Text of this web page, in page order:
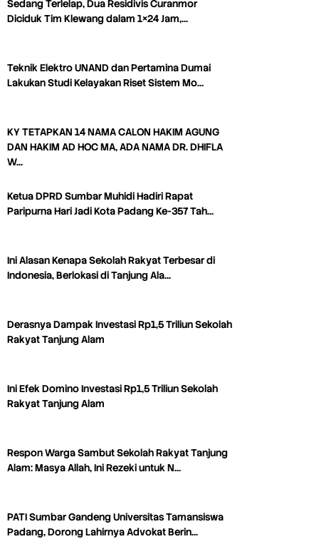
Sedang Terlelap, Dua Residivis Curanmor
Diciduk Tim Klewang dalam 1×24 Jam,…
Teknik Elektro UNAND dan Pertamina Dumai
Lakukan Studi Kelayakan Riset Sistem Mo…
KY TETAPKAN 14 NAMA CALON HAKIM AGUNG
DAN HAKIM AD HOC MA, ADA NAMA DR. DHIFLA
W…
Ketua DPRD Sumbar Muhidi Hadiri Rapat
Paripurna Hari Jadi Kota Padang Ke-357 Tah…
Ini Alasan Kenapa Sekolah Rakyat Terbesar di
Indonesia, Berlokasi di Tanjung Ala…
Derasnya Dampak Investasi Rp1,5 Triliun Sekolah
Rakyat Tanjung Alam
Ini Efek Domino Investasi Rp1,5 Triliun Sekolah
Rakyat Tanjung Alam
Respon Warga Sambut Sekolah Rakyat Tanjung
Alam: Masya Allah, Ini Rezeki untuk N…
PATI Sumbar Gandeng Universitas Tamansiswa
Padang, Dorong Lahirnya Advokat Berin…